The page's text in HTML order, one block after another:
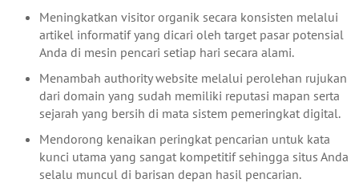
Meningkatkan visitor organik secara konsisten melalui
artikel informatif yang dicari oleh target pasar potensial
Anda di mesin pencari setiap hari secara alami.
Menambah authority website melalui perolehan rujukan
dari domain yang sudah memiliki reputasi mapan serta
sejarah yang bersih di mata sistem pemeringkat digital.
Mendorong kenaikan peringkat pencarian untuk kata
kunci utama yang sangat kompetitif sehingga situs Anda
selalu muncul di barisan depan hasil pencarian.